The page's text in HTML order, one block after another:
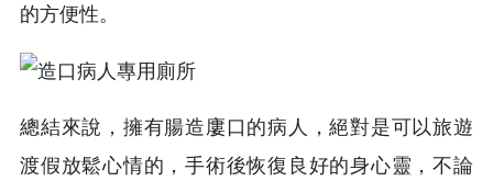
的方便性。
總結來說，擁有腸造廔口的病人，絕對是可以旅遊
渡假放鬆心情的，手術後恢復良好的身心靈，不論